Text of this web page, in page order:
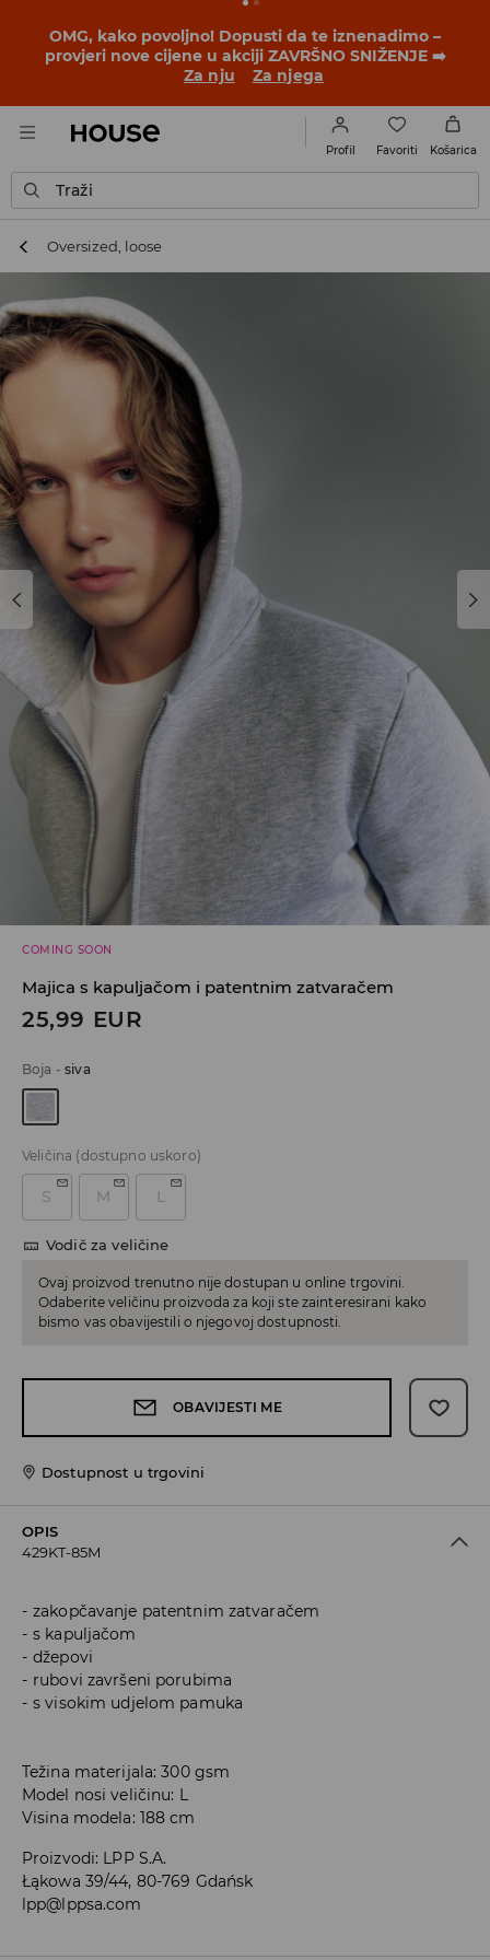
BACK TO SCHOOL 📒
Najbolje priče počinju prije prvog
školskog zvona. Započni školsku godinu u novom
outfitu!
Za nju
Za njega
Profil Favoriti Košarica
Traži
Oversized, loose
COMING SOON
Majica s kapuljačom i patentnim zatvaračem
25,99 EUR
Boja -siva
Veličina (dostupno uskoro)
S M L
Vodič za veličine
Ovaj proizvod trenutno nije dostupan u online trgovini.
Odaberite veličinu proizvoda za koji ste zainteresirani kako
bismo vas obavijestili o njegovoj dostupnosti.
OBAVIJESTI ME
Dostupnost u trgovini
OPIS
429KT-85M
zakopčavanje patentnim zatvaračem
s kapuljačom
džepovi
rubovi završeni porubima
s visokim udjelom pamuka
Težina materijala: 300 gsm
Model nosi veličinu: L
Visina modela: 188 cm
Proizvodi: LPP S.A.
Łąkowa 39/44, 80-769 Gdańsk
lpp@lppsa.com